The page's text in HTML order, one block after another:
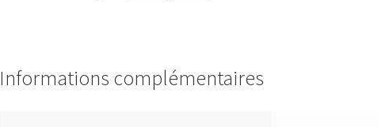
Informations complémentaires